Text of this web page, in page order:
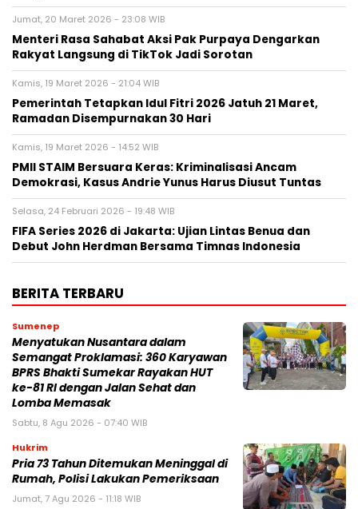
Jumat, 20 Maret 2026 - 23:08 WIB
Menteri Rasa Sahabat Aksi Pak Purpaya Dengarkan
Rakyat Langsung di TikTok Jadi Sorotan
Kamis, 19 Maret 2026 - 21:04 WIB
Pemerintah Tetapkan Idul Fitri 2026 Jatuh 21 Maret,
Ramadan Disempurnakan 30 Hari
Kamis, 19 Maret 2026 - 14:52 WIB
PMII STAIM Bersuara Keras: Kriminalisasi Ancam
Demokrasi, Kasus Andrie Yunus Harus Diusut Tuntas
Selasa, 24 Februari 2026 - 19:48 WIB
FIFA Series 2026 di Jakarta: Ujian Lintas Benua dan
Debut John Herdman Bersama Timnas Indonesia
BERITA TERBARU
Sumenep
Menyatukan Nusantara dalam
Semangat Proklamasi: 360 Karyawan
BPRS Bhakti Sumekar Rayakan HUT
ke-81 RI dengan Jalan Sehat dan
Lomba Memasak
Sabtu, 8 Agu 2026 - 07:40 WIB
Hukrim
Pria 73 Tahun Ditemukan Meninggal di
Rumah, Polisi Lakukan Pemeriksaan
Jumat, 7 Agu 2026 - 11:18 WIB